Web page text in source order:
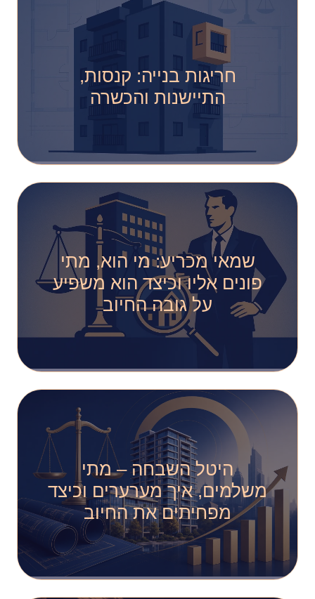
חריגות בנייה: קנסות,
התיישנות והכשרה
שמאי מכריע: מי הוא, מתי
פונים אליו וכיצד הוא משפיע
על גובה החיוב
היטל השבחה – מתי
משלמים, איך מערערים וכיצד
מפחיתים את החיוב